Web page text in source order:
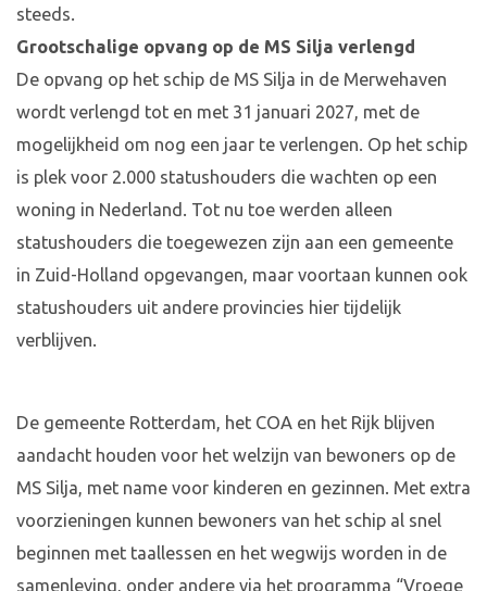
steeds.
Grootschalige opvang op de MS Silja verlengd
De opvang op het schip de MS Silja in de Merwehaven
wordt verlengd tot en met 31 januari 2027, met de
mogelijkheid om nog een jaar te verlengen. Op het schip
is plek voor 2.000 statushouders die wachten op een
woning in Nederland. Tot nu toe werden alleen
statushouders die toegewezen zijn aan een gemeente
in Zuid-Holland opgevangen, maar voortaan kunnen ook
statushouders uit andere provincies hier tijdelijk
verblijven.
De gemeente Rotterdam, het COA en het Rijk blijven
aandacht houden voor het welzijn van bewoners op de
MS Silja, met name voor kinderen en gezinnen. Met extra
voorzieningen kunnen bewoners van het schip al snel
beginnen met taallessen en het wegwijs worden in de
samenleving, onder andere via het programma “Vroege